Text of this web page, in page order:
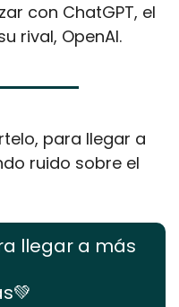
con ChatGPT, el
rival, OpenAI.
para llegar a
ruido sobre el
llegar a más
💚